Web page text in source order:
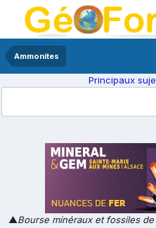
Ammonites
Principaux
▲Bourse minéraux et fossiles